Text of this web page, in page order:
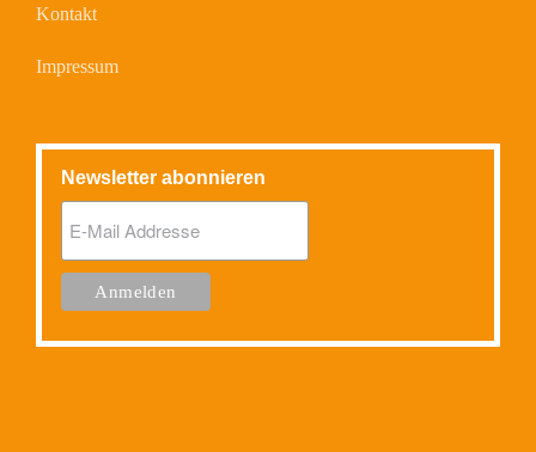
Kontakt
Impressum
Newsletter abonnieren